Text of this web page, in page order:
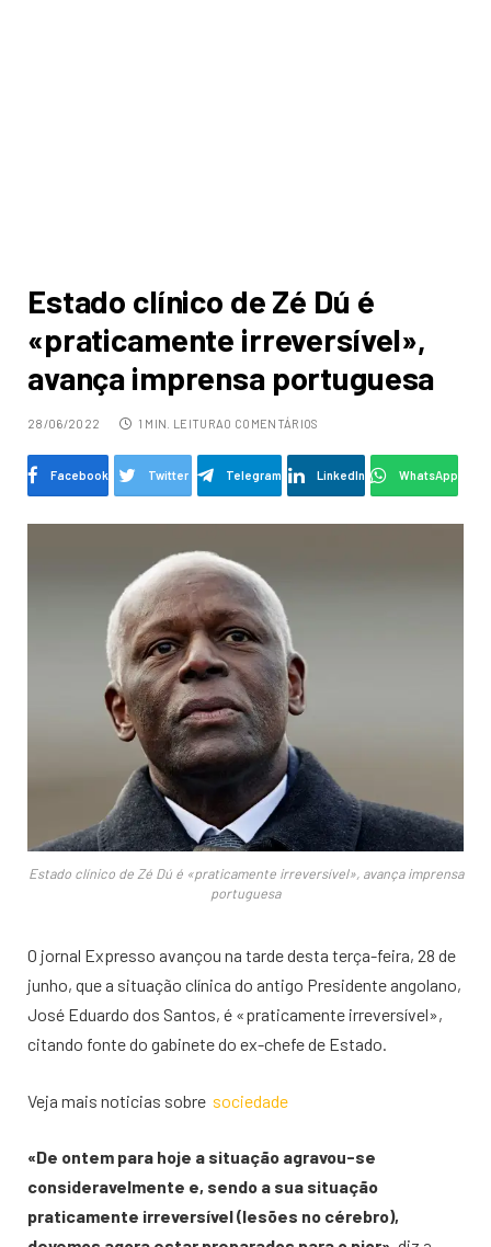
Estado clínico de Zé Dú é
«praticamente irreversível»,
avança imprensa portuguesa
28/06/2022 1 MIN. LEITURA0 COMENTÁRIOS
Facebook Twitter Telegram LinkedIn WhatsApp
Estado clínico de Zé Dú é «praticamente irreversível», avança imprensa
portuguesa
O jornal Expresso avançou na tarde desta terça-feira, 28 de
junho, que a situação clínica do antigo Presidente angolano,
José Eduardo dos Santos, é «praticamente irreversível»,
citando fonte do gabinete do ex-chefe de Estado.
Veja mais noticias sobre sociedade
«De ontem para hoje a situação agravou-se
consideravelmente e, sendo a sua situação
praticamente irreversível (lesões no cérebro),